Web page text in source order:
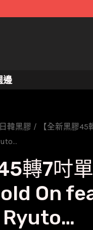
邊
日韓黑膠 / 【全新黑膠45
轉7吋
On
Ryuto…